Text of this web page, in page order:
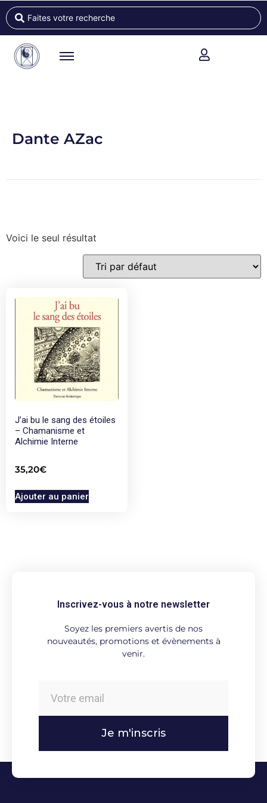
Dante AZac
Voici le seul résultat
J’ai bu le sang des étoiles
– Chamanisme et
Alchimie Interne
35,20€
Ajouter au panier
Inscrivez-vous à notre newsletter
Soyez les premiers avertis de nos
nouveautés, promotions et évènements à
venir.
Je m'inscris